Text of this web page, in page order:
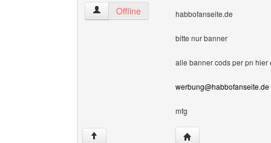
internetmusik Benutzer-Profile anzeigen
Offline habbofanseite.de
bitte nur banner
alle banner cods per pn hier
werbung@habbofanseite.de
mfg
↑ Website dieses